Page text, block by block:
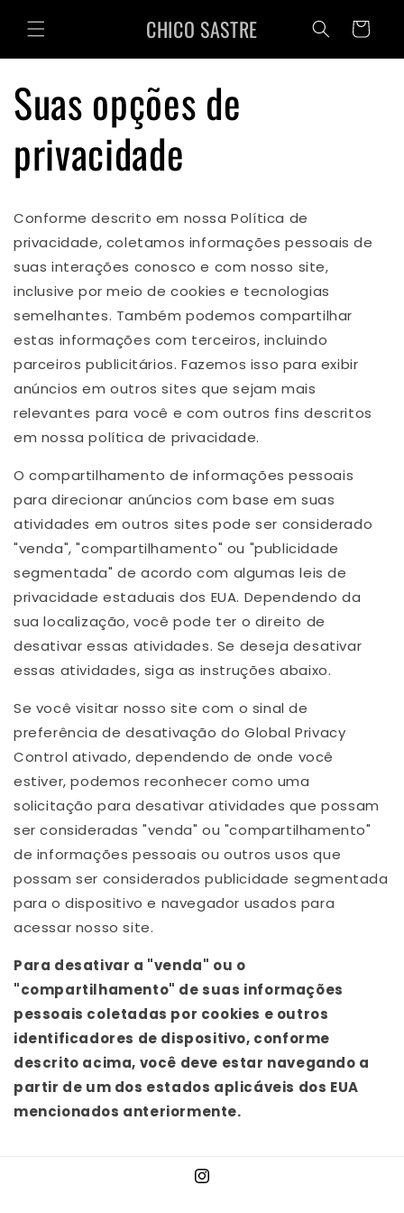
para o
conteúdo
CHICO SASTRE Carrinho
Suas opções de
privacidade
Conforme descrito em nossa Política de
privacidade, coletamos informações pessoais de
suas interações conosco e com nosso site,
inclusive por meio de cookies e tecnologias
semelhantes. Também podemos compartilhar
estas informações com terceiros, incluindo
parceiros publicitários. Fazemos isso para exibir
anúncios em outros sites que sejam mais
relevantes para você e com outros fins descritos
em nossa política de privacidade.
O compartilhamento de informações pessoais
para direcionar anúncios com base em suas
atividades em outros sites pode ser considerado
"venda", "compartilhamento" ou "publicidade
segmentada" de acordo com algumas leis de
privacidade estaduais dos EUA. Dependendo da
sua localização, você pode ter o direito de
desativar essas atividades. Se deseja desativar
essas atividades, siga as instruções abaixo.
Se você visitar nosso site com o sinal de
preferência de desativação do Global Privacy
Control ativado, dependendo de onde você
estiver, podemos reconhecer como uma
solicitação para desativar atividades que possam
ser consideradas "venda" ou "compartilhamento"
de informações pessoais ou outros usos que
possam ser considerados publicidade segmentada
para o dispositivo e navegador usados para
acessar nosso site.
Para desativar a "venda" ou o
"compartilhamento" de suas informações
pessoais coletadas por cookies e outros
identificadores de dispositivo, conforme
descrito acima, você deve estar navegando a
partir de um dos estados aplicáveis dos EUA
mencionados anteriormente.
Instagram